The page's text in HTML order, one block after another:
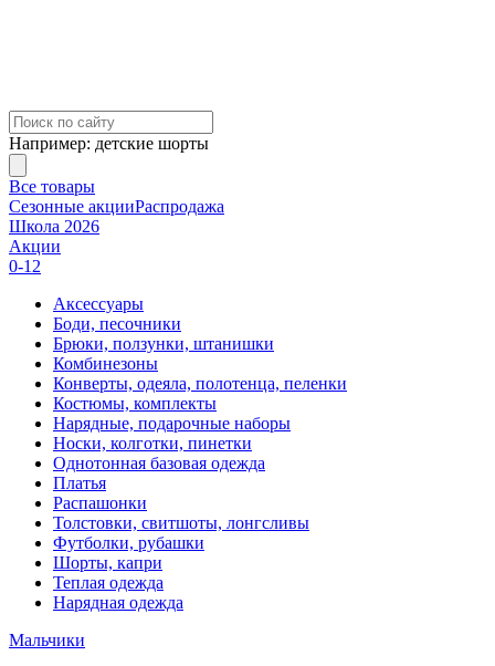
Например: детские шорты
Все товары
Сезонные акцииРаспродажа
Школа 2026
Акции
0-12
Аксессуары
Боди, песочники
Брюки, ползунки, штанишки
Комбинезоны
Конверты, одеяла, полотенца, пеленки
Костюмы, комплекты
Нарядные, подарочные наборы
Носки, колготки, пинетки
Однотонная базовая одежда
Платья
Распашонки
Толстовки, свитшоты, лонгсливы
Футболки, рубашки
Шорты, капри
Теплая одежда
Нарядная одежда
Мальчики